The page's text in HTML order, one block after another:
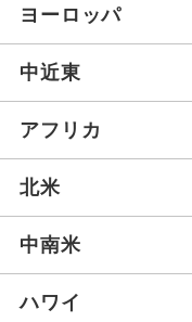
ヨーロッパ
中近東
アフリカ
北米
中南米
ハワイ